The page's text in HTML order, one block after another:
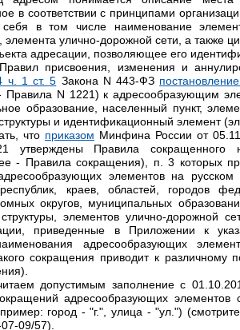
в соответствии с принципами
в том числе наименование
элемента улично-дорожной сети, а также
адресации, позволяющее его
присвоения, изменения и
ч. 1 ст. 5 Закона N 443-ФЗ
N 1221) к адресообразующим
образование, населенный пункт,
и идентификационный элемент
что приказом Минфина России от
утверждены Правила сокращенного
- Правила сокращения), п. 3 которых
элементов на
краев, областей, городов
округов, муниципальных
элементов улично-дорожной
приведенные в Приложении к
адресообразующих
сокращения приводит к
допустимым заполнение с
адресообразующих
город - "г.", улица - "ул.")
09/57).